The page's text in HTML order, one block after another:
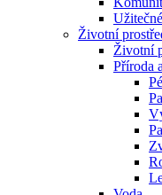
Životní
Životní
Příroda